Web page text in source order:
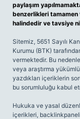
paylaşım
benzerlikleri
halindedir ve tavsiye
Sitemiz, 5651 Sayılı
Kurumu (BTK)
vermektedir. Bu
veya araştırma
yazdıkları içeriklerin
bu sorumluluğu kabul
Hukuka ve yasal
içerikleri,